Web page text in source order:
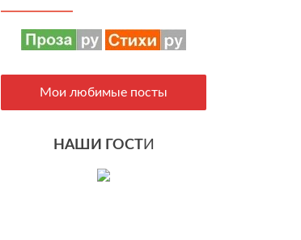
Мои любимые посты
НАШИ ГОСТИ